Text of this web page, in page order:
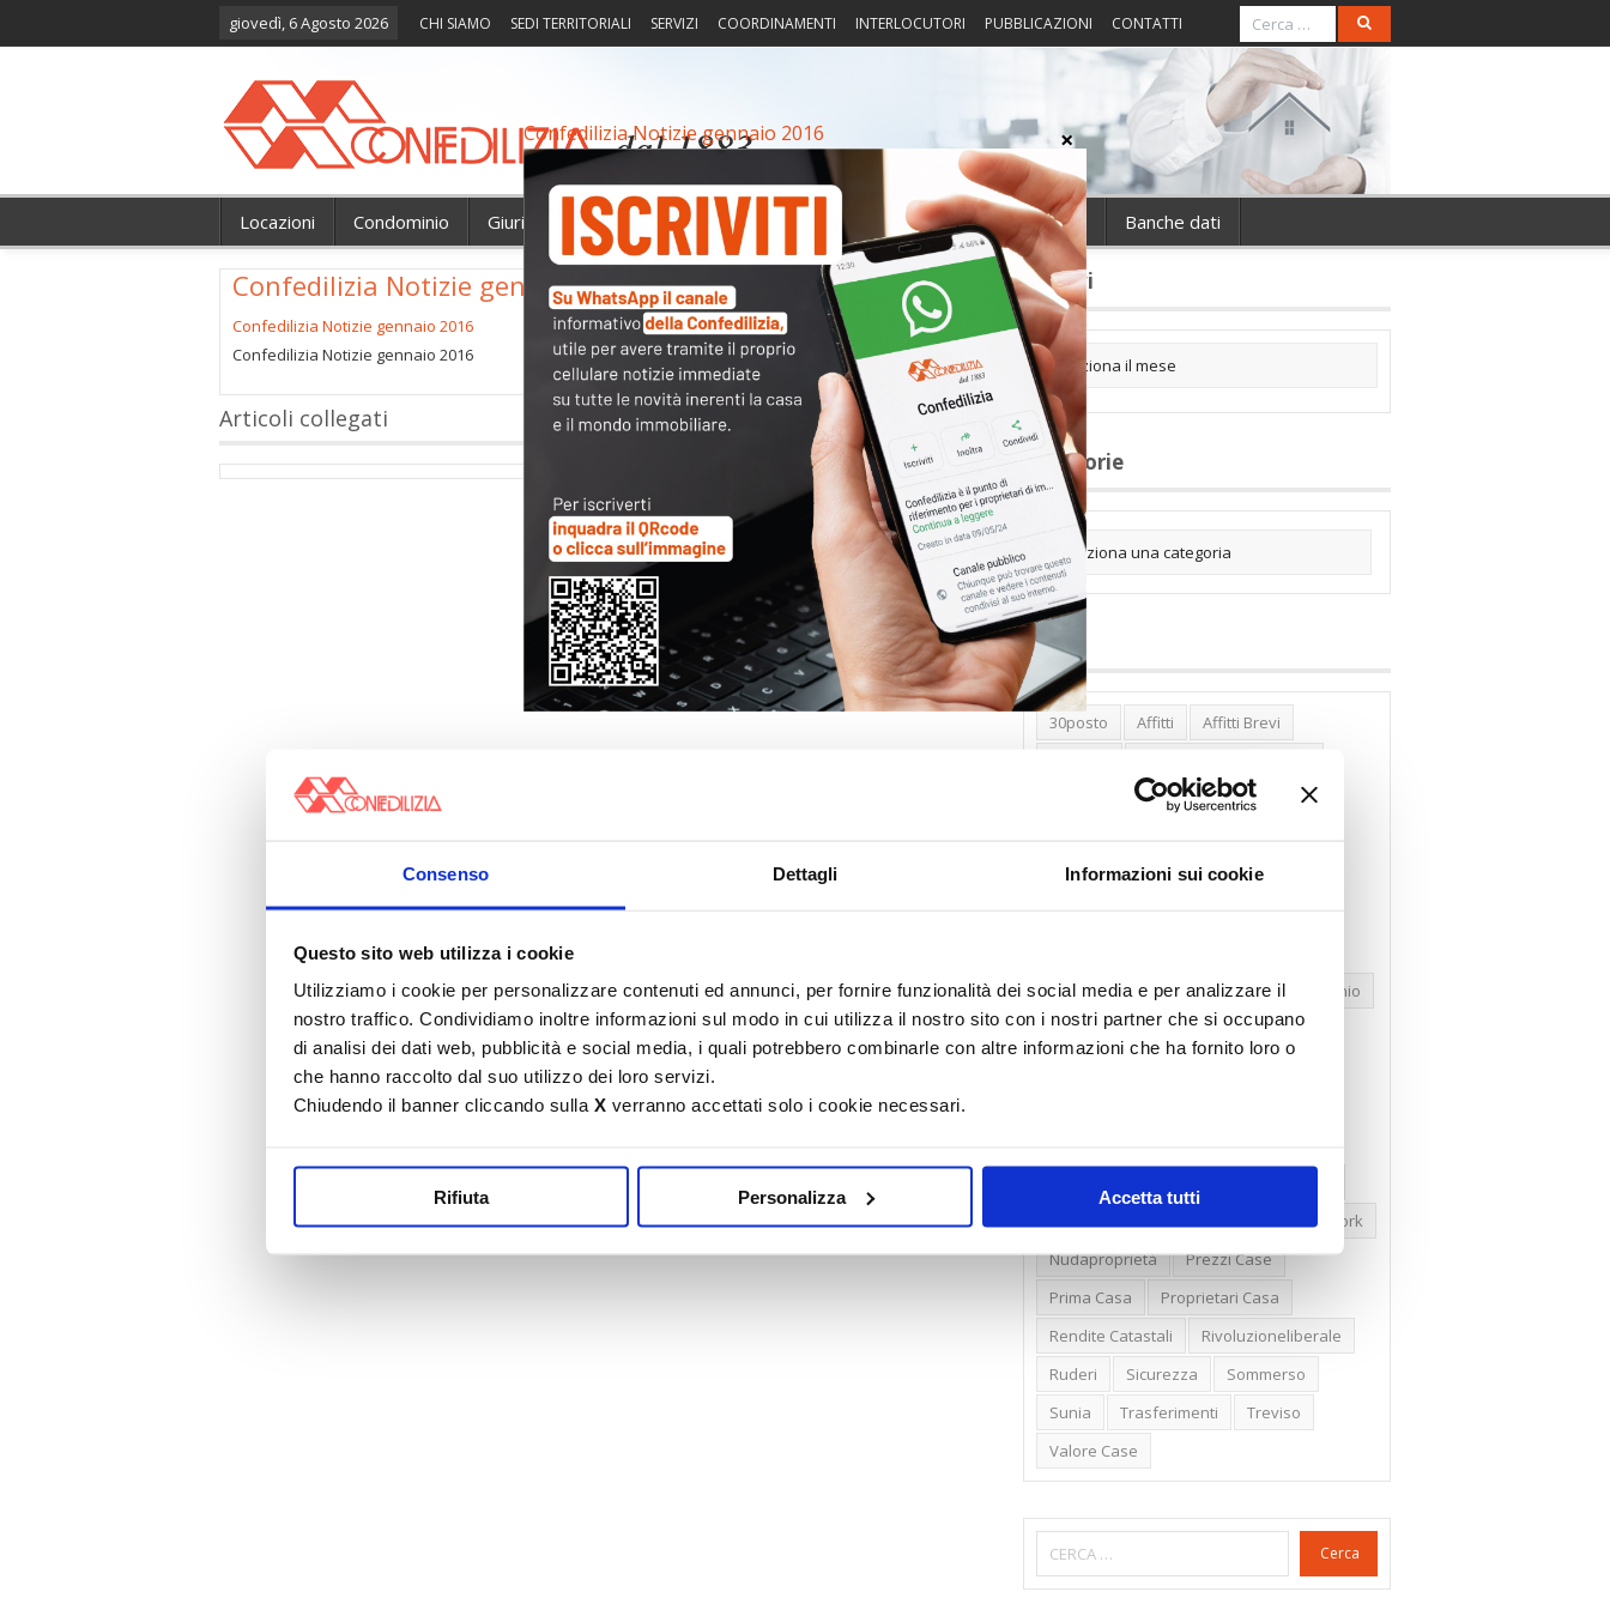
Consenso Dettagli Informazioni sui cookie
Questo sito web utilizza i cookie
Utilizziamo i cookie per personalizzare contenuti ed annunci, per fornire funzionalità dei social media e per analizzare il
nostro traffico. Condividiamo inoltre informazioni sul modo in cui utilizza il nostro sito con i nostri partner che si occupano
di analisi dei dati web, pubblicità e social media, i quali potrebbero combinarle con altre informazioni che ha fornito loro o
che hanno raccolto dal suo utilizzo dei loro servizi.
Chiudendo il banner cliccando sulla X verranno accettati solo i cookie necessari.
Rifiuta Personalizza Accetta tutti
giovedì, 6 Agosto 2026 CHI SIAMO SEDI TERRITORIALI SERVIZI COORDINAMENTI INTERLOCUTORI PUBBLICAZIONI CONTATTI
Locazioni Condominio Giurisprudenza Fisco Portierato Intorno alla casa Notizie Banche dati
Confedilizia Notizie gennaio 2016
Confedilizia Notizie gennaio 2016
Confedilizia Notizie gennaio 2016
Articoli collegati
Archivi
Categorie
Tag
30posto Affitti
Affitti Brevi
Banca Woolwich
Bilocali
Cambioabitazione
Carenza Alloggi
Compravendite Immobiliari
Condominio
Confcommercio
Confedilizia.EU
New York
Nudaproprietà
Prezzi Case
Prima Casa
Proprietari Casa
Rendite Catastali
Rivoluzioneliberale
Ruderi
Sicurezza
Sommerso
Sunia
Trasferimenti
Treviso
Valore Case
Cerca
Confedilizia Notizie gennaio 2016